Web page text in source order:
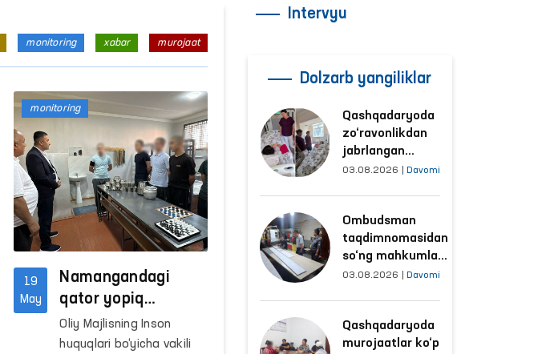
monitoring xabar murojaat
19
May
Namangandagi
qator yopiq
muassasalarda
inson huquqlariga
Oliy Majlisning Inson
huquqlari bo‘yicha vakili
monitoring
Intervyu
Dolzarb yangiliklar
Qashqadaryoda
zo‘ravonlikdan
jabrlangan
ayolning holati
o‘rganildi
03.08.2026 Davomi
Ombudsman
taqdimnomasidan
so‘ng mahkumlar
mehnat
sharoitlar
yaxshilandi
03.08.2026 Davomi
Qashqadaryoda
murojaatlar ko‘p